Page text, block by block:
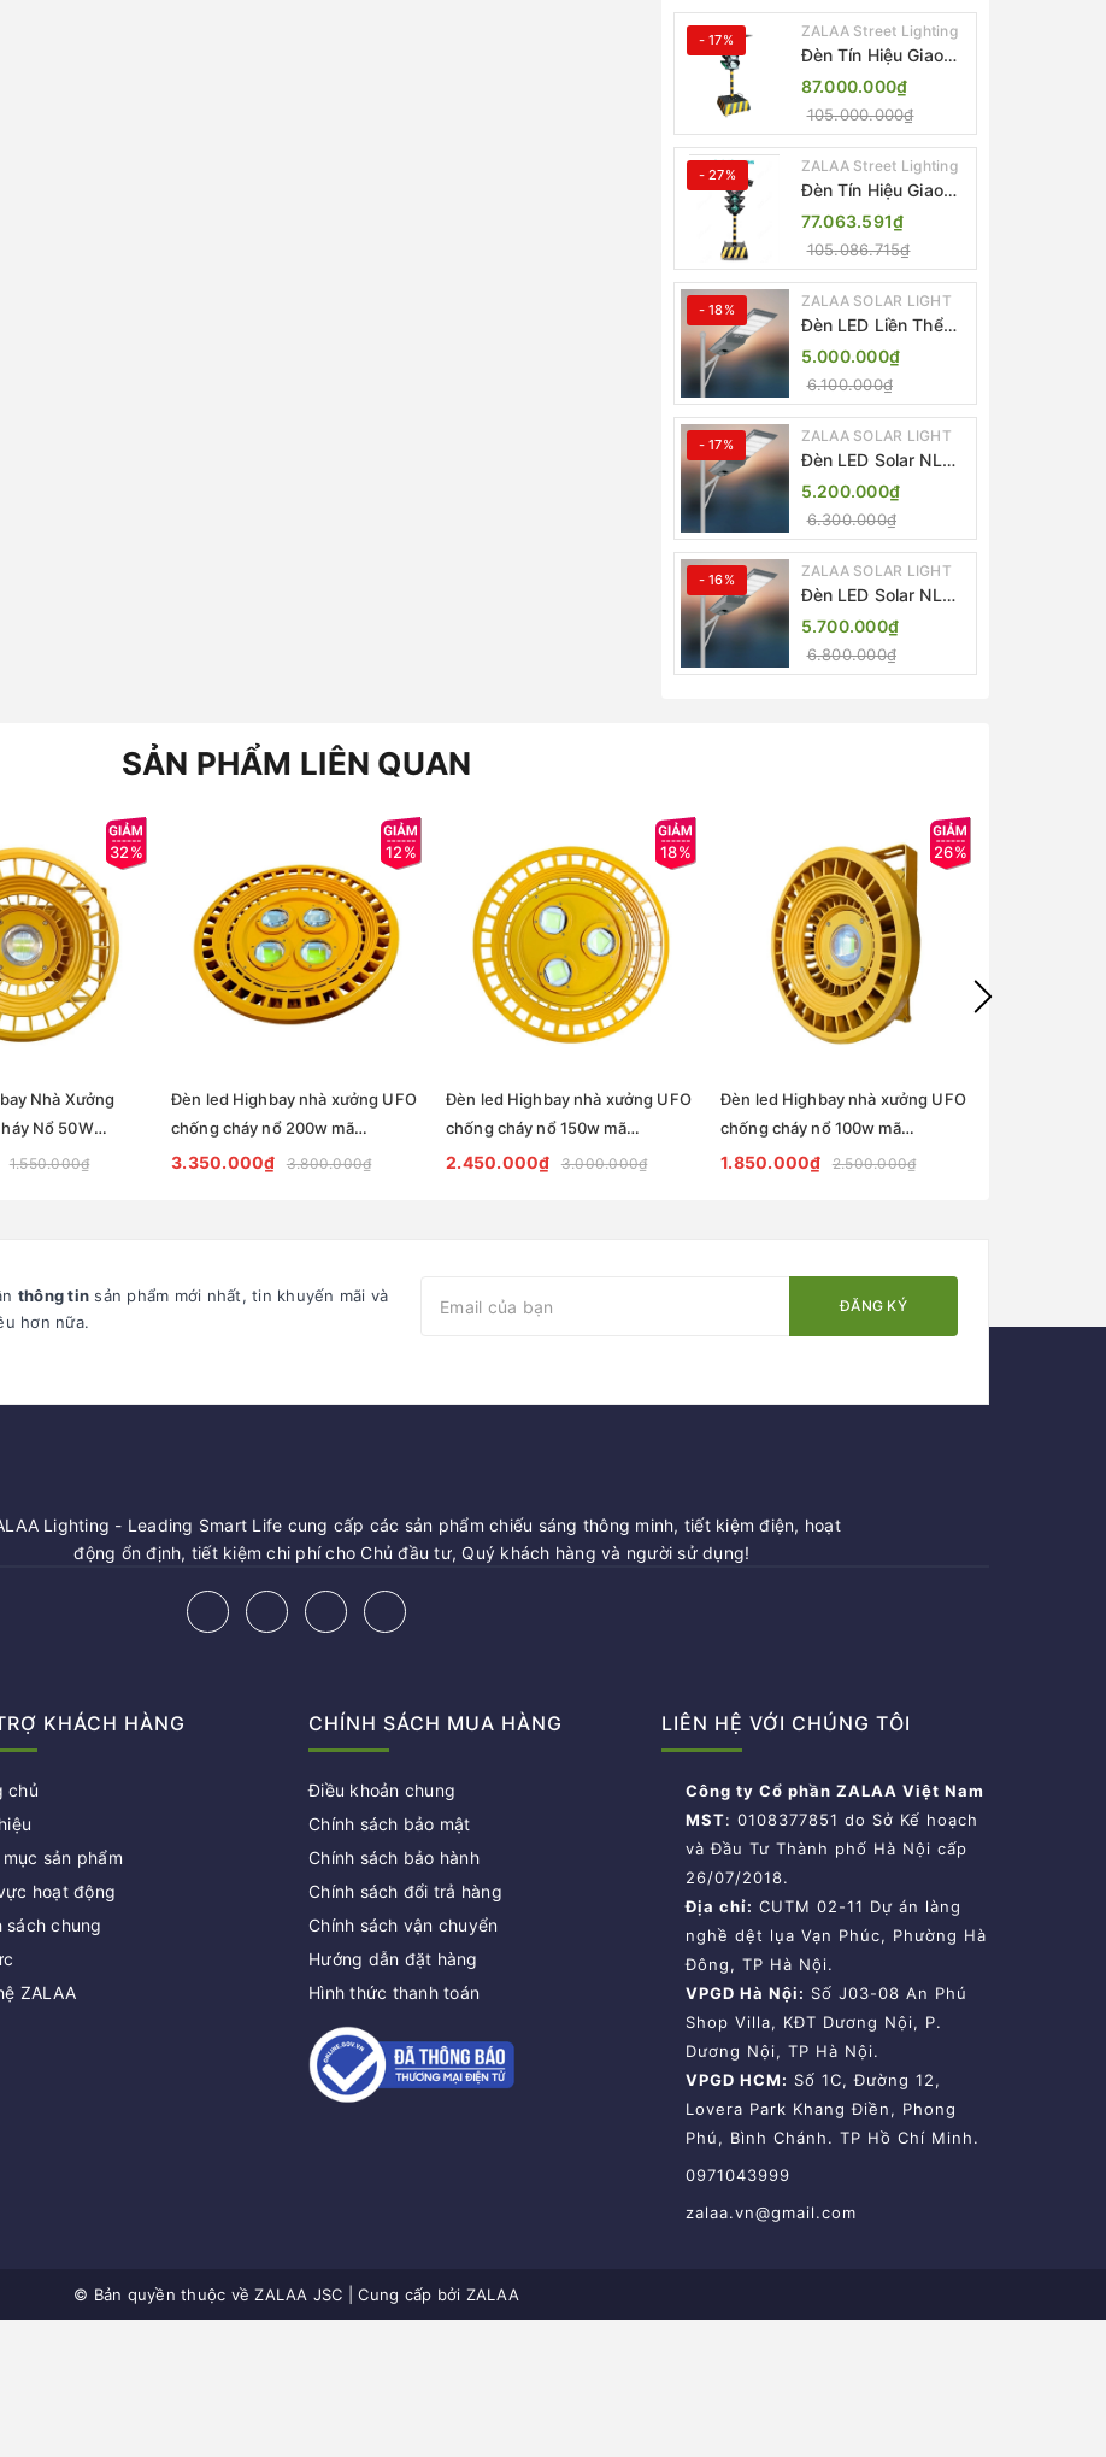
IP65 Cao Cấp
- 17% ZALAA Street Lighting
Đèn Tín Hiệu Giao
Thông Di Động Năng
Lượng Mặt Trời
ZALAA ZL-300A-D
87.000.000₫
105.000.000₫
- 27% ZALAA Street Lighting
Đèn Tín Hiệu Giao
Thông Di Động Năng
Lượng Mặt Trời
ZALAA ZL-409300C
77.063.591₫
105.086.715₫
- 18% ZALAA SOLAR LIGHT
Đèn LED Liền Thể
ZALAA Solar Street
Light ZKC-TG 20W
25W 30W All In One
5.000.000₫
6.100.000₫
- 17% ZALAA SOLAR LIGHT
Đèn LED Solar NLMT
Liền Thể ZKC-TG
20W All in One |
ZALAA Street Light
5.200.000₫
6.300.000₫
- 16% ZALAA SOLAR LIGHT
Đèn LED Solar NLMT
Liền Thể ZKC-TG
25W All in One |
ZALAA Street Light
5.700.000₫
6.800.000₫
SẢN PHẨM LIÊN QUAN
32%
Nhà Xưởng
Nổ 50W
phẩm
1.550.000₫
12%
Đèn led Highbay nhà xưởng UFO
chống cháy nổ 200w mã
ZHB200COB-CCN ZALAA
3.350.000₫ 3.800.000₫
18%
Đèn led Highbay nhà xưởng UFO
chống cháy nổ 150w mã
ZHB150COB-CCN ZALAA
2.450.000₫ 3.000.000₫
26%
Đèn led Highbay nhà xưởng UFO
chống cháy nổ 100w mã
ZHB100COB-CCN ZALAA
1.850.000₫ 2.500.000₫
thông tin sản phẩm mới nhất, tin khuyến mãi và
hơn nữa.
ĐĂNG KÝ
Lighting - Leading Smart Life cung cấp các sản phẩm chiếu sáng thông minh, tiết kiệm điện, hoạt
động ổn định, tiết kiệm chi phí cho Chủ đầu tư, Quý khách hàng và người sử dụng!
KHÁCH HÀNG
chủ
mục sản phẩm
hoạt động
sách chung
ZALAA
CHÍNH SÁCH MUA HÀNG
Điều khoản chung
Chính sách bảo mật
Chính sách bảo hành
Chính sách đổi trả hàng
Chính sách vận chuyển
Hướng dẫn đặt hàng
Hình thức thanh toán
LIÊN HỆ VỚI CHÚNG TÔI
Công ty Cổ phần ZALAA Việt Nam
MST: 0108377851 do Sở Kế hoạch
và Đầu Tư Thành phố Hà Nội cấp
26/07/2018.
Địa chỉ: CUTM 02-11 Dự án làng
nghề dệt lụa Vạn Phúc, Phường Hà
Đông, TP Hà Nội.
VPGD Hà Nội: Số J03-08 An Phú
Shop Villa, KĐT Dương Nội, P.
Dương Nội, TP Hà Nội.
VPGD HCM: Số 1C, Đường 12,
Lovera Park Khang Điền, Phong
Phú, Bình Chánh. TP Hồ Chí Minh.
0971043999
zalaa.vn@gmail.com
© Bản quyền thuộc vềZALAA JSC Cung cấp bởi ZALAA